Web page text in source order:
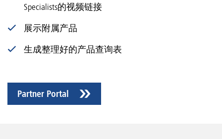
Specialists的视频链接
展示附属产品
生成整理好的产品查询表
Partner Portal